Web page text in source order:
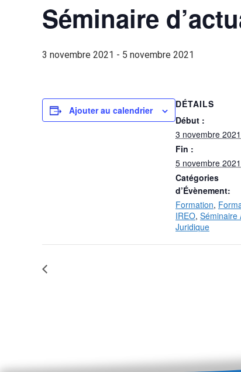
Séminaire
3 novembre 2021 - 5 novembre 2021
Ajouter au calendrier
DÉTAILS
Début :
3 novembre 2021
Fin :
5 novembre 2021
Catégories
d’Évènement:
Formation,
IREO, Séminaire
Juridique